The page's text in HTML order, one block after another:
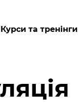
Курси та тренінги